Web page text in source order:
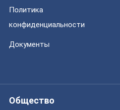
Политика
конфиденциальности
Документы
Общество